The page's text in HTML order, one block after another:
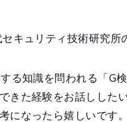
キュリティ技術研究所
る知識を問われる「G
きた経験をお話しした
になったら嬉しいです。